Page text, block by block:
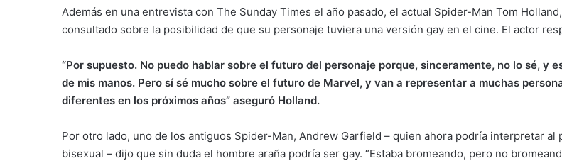
Además en una entrevista con The Sunday Times el año pasado, el actual Spider-Man Tom
consultado sobre la posibilidad de que su personaje tuviera una versión gay en el cine. El actor
“Por supuesto. No puedo hablar sobre el futuro del personaje porque, sinceramente, no lo sé, y
de mis manos. Pero sí sé mucho sobre el futuro de Marvel, y van a representar a muchas
diferentes en los próximos años” aseguró Holland.
Por otro lado, uno de los antiguos Spider-Man, Andrew Garfield – quien ahora podría interpretar al
bisexual – dijo que sin duda el hombre araña podría ser gay. “Estaba bromeando, pero no